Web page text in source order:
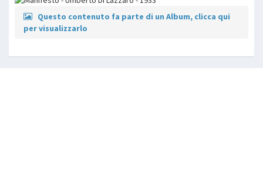
Questo contenuto fa parte di un Album, clicca qui
per visualizzarlo